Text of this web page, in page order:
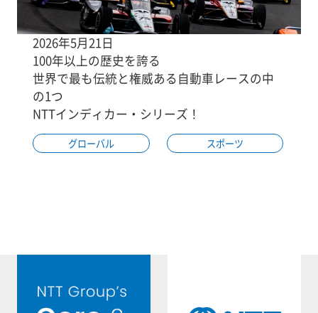
2026年5月21日
100年以上の歴史を誇る
世界で最も伝統と権威ある自動車レースの中
の1つ
NTTインディカー・シリーズ！
グローバル スポーツ